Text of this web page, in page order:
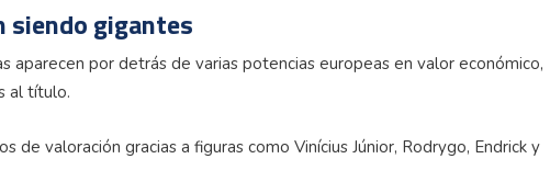
siendo gigantes
aparecen por detrás de varias potencias europeas en valor económico,
al título.
de valoración gracias a figuras como Vinícius Júnior, Rodrygo, Endrick y